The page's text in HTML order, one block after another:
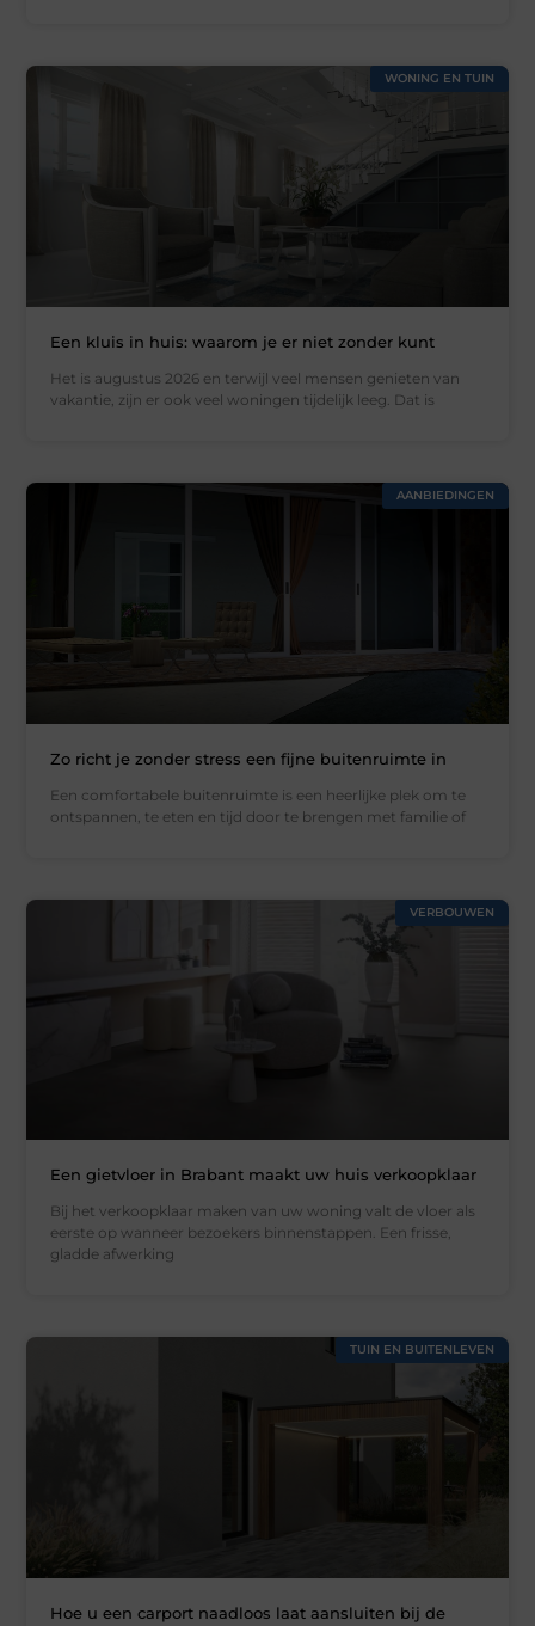
WONING EN TUIN
Een kluis in huis: waarom je er niet zonder kunt
Het is augustus 2026 en terwijl veel mensen genieten van
vakantie, zijn er ook veel woningen tijdelijk leeg. Dat is
AANBIEDINGEN
Zo richt je zonder stress een fijne buitenruimte in
Een comfortabele buitenruimte is een heerlijke plek om te
ontspannen, te eten en tijd door te brengen met familie of
VERBOUWEN
Een gietvloer in Brabant maakt uw huis verkoopklaar
Bij het verkoopklaar maken van uw woning valt de vloer als
eerste op wanneer bezoekers binnenstappen. Een frisse,
gladde afwerking
TUIN EN BUITENLEVEN
Hoe u een carport naadloos laat aansluiten bij de